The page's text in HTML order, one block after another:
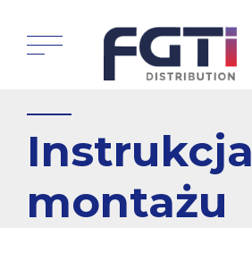
Instrukcja
montażu